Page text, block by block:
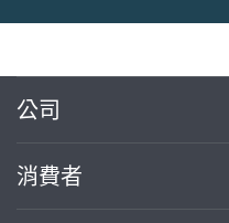
公司
消費者
繼續完成